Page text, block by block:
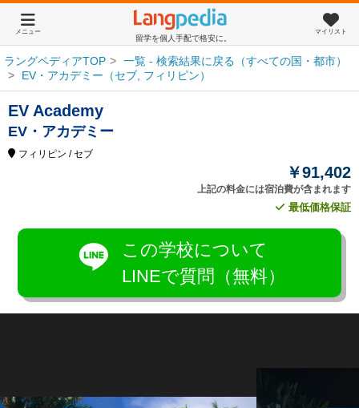
留学を個人手配で格安に。
メニュー マイリスト
ラングペディアTOP
一覧 - 検索結果に戻る（すべての国・都市）
EV・アカデミー（セブ, フィリピン）
EV Academy
EV・アカデミー
フィリピン / セブ
￥91,402
上記の料金には宿泊費が含まれます
最低価格保証
この学校について
LINEで質問（無料）